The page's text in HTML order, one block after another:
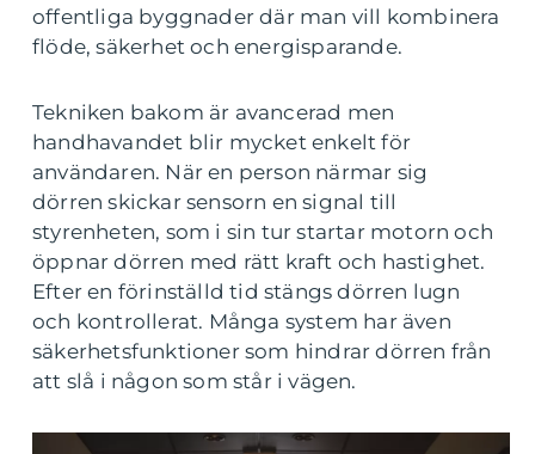
offentliga byggnader där man vill kombinera
flöde, säkerhet och energisparande.
Tekniken bakom är avancerad men
handhavandet blir mycket enkelt för
användaren. När en person närmar sig
dörren skickar sensorn en signal till
styrenheten, som i sin tur startar motorn och
öppnar dörren med rätt kraft och hastighet.
Efter en förinställd tid stängs dörren lugn
och kontrollerat. Många system har även
säkerhetsfunktioner som hindrar dörren från
att slå i någon som står i vägen.